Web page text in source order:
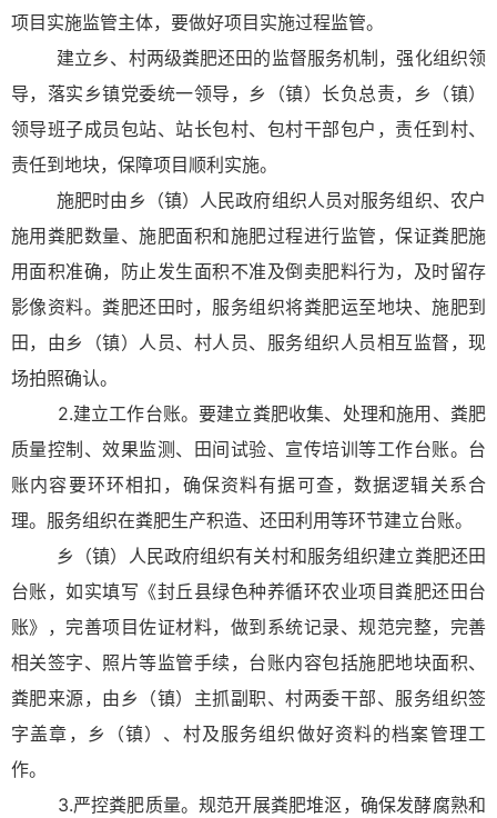
项目实施监管主体，要做好项目实施过程监管。
建立乡、村两级粪肥还田的监督服务机制，强化组织领
导，落实乡镇党委统一领导，乡（镇）长负总责，乡（镇）
领导班子成员包站、站长包村、包村干部包户，责任到村、
责任到地块，保障项目顺利实施。
施肥时由乡（镇）人民政府组织人员对服务组织、农户
施用粪肥数量、施肥面积和施肥过程进行监管，保证粪肥施
用面积准确，防止发生面积不准及倒卖肥料行为，及时留存
影像资料。粪肥还田时，服务组织将粪肥运至地块、施肥到
田，由乡（镇）人员、村人员、服务组织人员相互监督，现
场拍照确认。
2.建立工作台账。要建立粪肥收集、处理和施用、粪肥
质量控制、效果监测、田间试验、宣传培训等工作台账。台
账内容要环环相扣，确保资料有据可查，数据逻辑关系合
理。服务组织在粪肥生产积造、还田利用等环节建立台账。
乡（镇）人民政府组织有关村和服务组织建立粪肥还田
台账，如实填写《封丘县绿色种养循环农业项目粪肥还田台
账》，完善项目佐证材料，做到系统记录、规范完整，完善
相关签字、照片等监管手续，台账内容包括施肥地块面积、
粪肥来源，由乡（镇）主抓副职、村两委干部、服务组织签
字盖章，乡（镇）、村及服务组织做好资料的档案管理工
作。
3.严控粪肥质量。规范开展粪肥堆沤，确保发酵腐熟和